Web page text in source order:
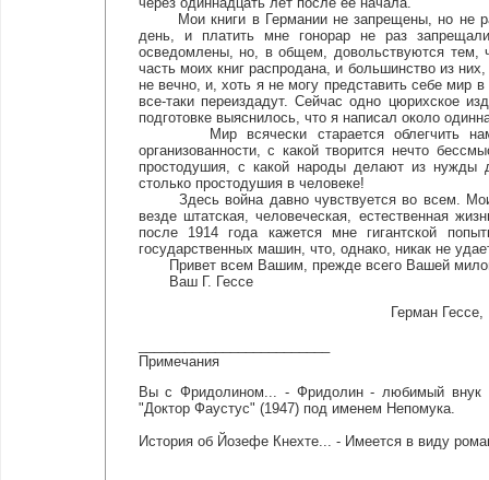
Мои книги в Германии не запрещены, но не
день, и платить мне гонорар не раз
осведомлены, но, в общем, довольствуются тем,
часть моих книг распродана, и большинство из
не вечно, и, хоть я не могу представить себе мир
все-таки переиздадут. Сейчас одно цюрихское
подготовке выяснилось, что я написал около
Мир всячески старается облегчить нам,
организованности, с какой творится нечто
простодушия, с какой народы делают из нужды
столько простодушия в человеке!
Здесь война давно чувствуется во всем. Мои
везде штатская, человеческая, естественная
после 1914 года кажется мне гигантской
государственных машин, что, однако, никак не
Привет всем Вашим, прежде всего Вашей
Ваш Г. Гессе
Герман
Примечания
Вы с Фридолином... - Фридолин - любимый
"Доктор Фаустус" (1947) под именем Непомука.
История об Йозефе Кнехте... - Имеется в виду